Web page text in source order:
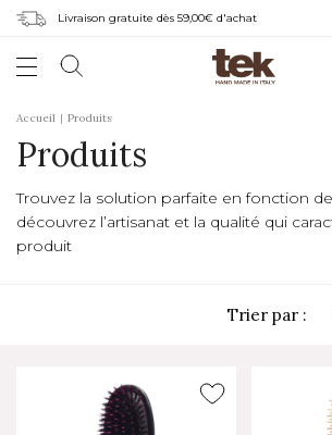
Livraison gratuite dès 59,00€ d'achat
Accueil Produits
Produits
Trouvez la solution parfaite en fonction
découvrez l’artisanat et la qualité qui
produit
Trier par :